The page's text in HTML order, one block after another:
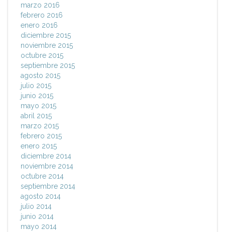
marzo 2016
febrero 2016
enero 2016
diciembre 2015
noviembre 2015
octubre 2015
septiembre 2015
agosto 2015
julio 2015
junio 2015
mayo 2015
abril 2015
marzo 2015
febrero 2015
enero 2015
diciembre 2014
noviembre 2014
octubre 2014
septiembre 2014
agosto 2014
julio 2014
junio 2014
mayo 2014